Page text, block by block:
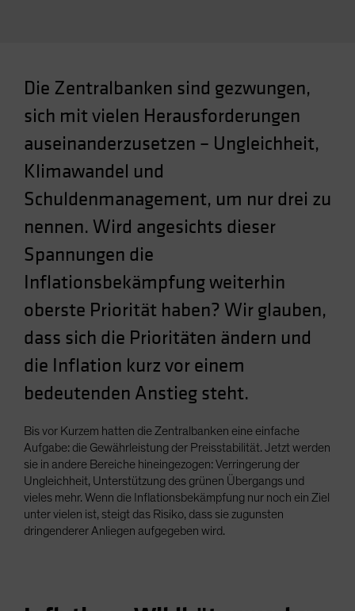
US (Non-US Citizens/NRC)
Die Zentralbanken sind gezwungen,
sich mit vielen Herausforderungen
auseinanderzusetzen – Ungleichheit,
Klimawandel und
Schuldenmanagement, um nur drei zu
nennen. Wird angesichts dieser
Spannungen die
Inflationsbekämpfung weiterhin
oberste Priorität haben? Wir glauben,
dass sich die Prioritäten ändern und
die Inflation kurz vor einem
bedeutenden Anstieg steht.
Bis vor Kurzem hatten die Zentralbanken eine einfache
Aufgabe: die Gewährleistung der Preisstabilität. Jetzt werden
sie in andere Bereiche hineingezogen: Verringerung der
Ungleichheit, Unterstützung des grünen Übergangs und
vieles mehr. Wenn die Inflationsbekämpfung nur noch ein Ziel
unter vielen ist, steigt das Risiko, dass sie zugunsten
dringenderer Anliegen aufgegeben wird.